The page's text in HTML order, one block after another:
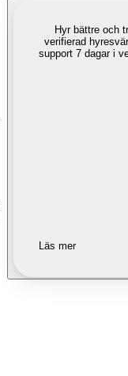
Hyr bättre och
verifierad
support 7 dagar i
Läs mer